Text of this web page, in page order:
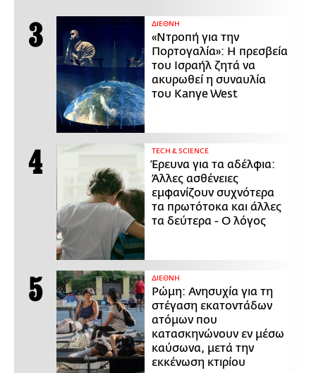
ΔΙΕΘΝΗ
«Ντροπή για την
Πορτογαλία»: Η πρεσβεία
του Ισραήλ ζητά να
ακυρωθεί η συναυλία
του Kanye West
ΤECH & SCIENCE
Έρευνα για τα αδέλφια:
Άλλες ασθένειες
εμφανίζουν συχνότερα
τα πρωτότοκα και άλλες
τα δεύτερα - Ο λόγος
ΔΙΕΘΝΗ
Ρώμη: Ανησυχία για τη
στέγαση εκατοντάδων
ατόμων που
κατασκηνώνουν εν μέσω
καύσωνα, μετά την
εκκένωση κτιρίου